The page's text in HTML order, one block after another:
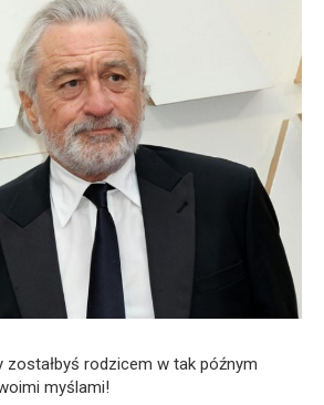
rodzicem w tak późnym
myślami!